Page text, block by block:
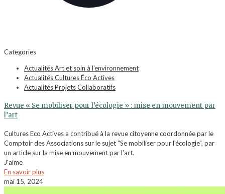
Categories
Actualités Art et soin à l'environnement
Actualités Cultures Éco Actives
Actualités Projets Collaboratifs
Revue « Se mobiliser pour l’écologie » : mise en mouvement par
l’art
Cultures Eco Actives a contribué à la revue citoyenne coordonnée par le
Comptoir des Associations sur le sujet "Se mobiliser pour l'écologie", par
un article sur la mise en mouvement par l'art.
J'aime
En savoir plus
mai 15, 2024